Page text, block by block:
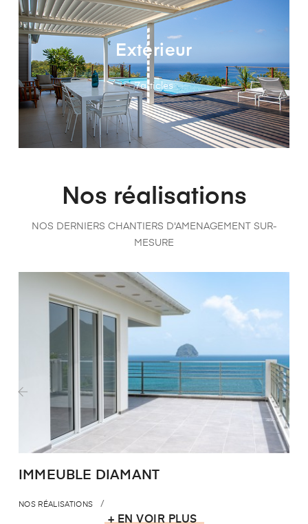
Extérieur
7articles
Nos réalisations
NOS DERNIERS CHANTIERS D'AMENAGEMENT SUR-
MESURE
IMMEUBLE DIAMANT
NOS RÉALISATIONS
›
+ EN VOIR PLUS